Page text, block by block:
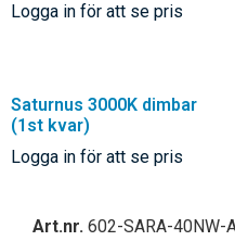
Logga in för att se pris
Saturnus 3000K dimbar
(1st kvar)
Logga in för att se pris
Art.nr. 602-SARA-40NW-